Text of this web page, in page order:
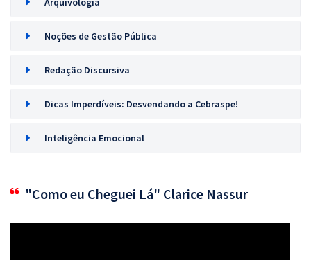
Noções de Gestão Pública
Redação Discursiva
Dicas Imperdíveis: Desvendando a Cebraspe!
Inteligência Emocional
"Como eu Cheguei Lá" Clarice Nassur